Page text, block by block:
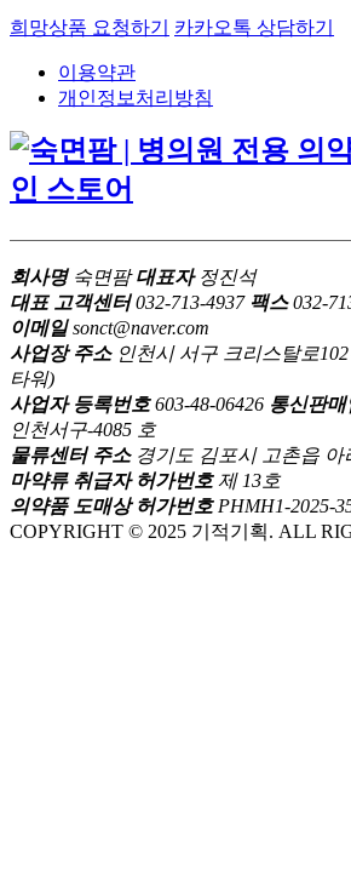
희망상품 요청하기 카카오톡 상담하기
이용약관
개인정보처리방침
회사명숙면팜 대표자 정진석
대표 고객센터032-713-4937 팩스032-
이메일sonct@naver.com
사업장 주소 인천시 서구 크리스탈로
타워)
사업자 등록번호603-48-06426 통신판
인천서구-4085 호
물류센터 주소경기도 김포시 고촌읍 아
마약류 취급자 허가번호제 13호
의약품 도매상 허가번호PHMH1-2025-
COPYRIGHT © 2025 기적기획. ALL